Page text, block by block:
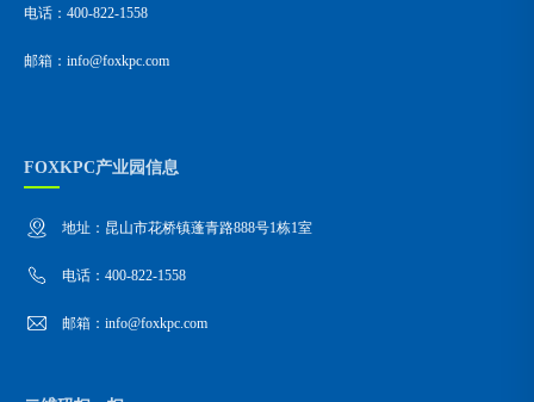
电话：400-822-1558
邮箱：info@foxkpc.com
FOXKPC产业园信息
地址：昆山市花桥镇蓬青路888号1栋1室
电话：400-822-1558
邮箱：info@foxkpc.com